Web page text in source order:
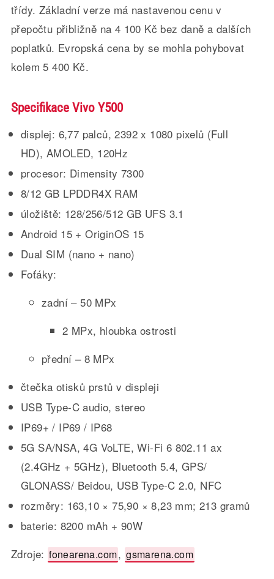
třídy. Základní verze má nastavenou cenu v
přepočtu přibližně na 4 100 Kč bez daně a dalších
poplatků. Evropská cena by se mohla pohybovat
kolem 5 400 Kč.
Specifikace Vivo Y500
displej: 6,77 palců, 2392 x 1080 pixelů (Full
HD), AMOLED, 120Hz
procesor: Dimensity 7300
8/12 GB LPDDR4X RAM
úložiště: 128/256/512 GB UFS 3.1
Android 15 + OriginOS 15
Dual SIM (nano + nano)
Foťáky:
zadní – 50 MPx
2 MPx, hloubka ostrosti
přední – 8 MPx
čtečka otisků prstů v displeji
USB Type-C audio, stereo
IP69+ / IP69 / IP68
5G SA/NSA, 4G VoLTE, Wi-Fi 6 802.11 ax
(2.4GHz + 5GHz), Bluetooth 5.4, GPS/
GLONASS/ Beidou, USB Type-C 2.0, NFC
rozměry: 163,10 × 75,90 × 8,23 mm; 213 gramů
baterie: 8200 mAh + 90W
Zdroje: fonearena.com, gsmarena.com